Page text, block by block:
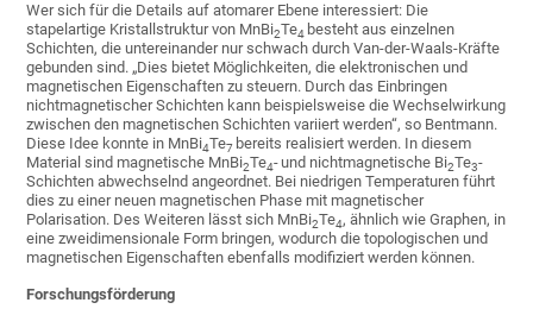
Wer sich für die Details auf atomarer Ebene interessiert: Die
stapelartige Kristallstruktur von MnBi2Te4 besteht aus einzelnen
Schichten, die untereinander nur schwach durch Van-der-Waals-Kräfte
gebunden sind. „Dies bietet Möglichkeiten, die elektronischen und
magnetischen Eigenschaften zu steuern. Durch das Einbringen
nichtmagnetischer Schichten kann beispielsweise die Wechselwirkung
zwischen den magnetischen Schichten variiert werden“, so Bentmann.
Diese Idee konnte in MnBi4Te7 bereits realisiert werden. In diesem
Material sind magnetische MnBi2Te4-und nichtmagnetische Bi2Te3-
Schichten abwechselnd angeordnet. Bei niedrigen Temperaturen führt
dies zu einer neuen magnetischen Phase mit magnetischer
Polarisation. Des Weiteren lässt sich MnBi2Te4, ähnlich wie Graphen, in
eine zweidimensionale Form bringen, wodurch die topologischen und
magnetischen Eigenschaften ebenfalls modifiziert werden können.
Forschungsförderung